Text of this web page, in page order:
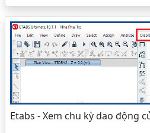
Etabs - Xem chu kỳ dao động